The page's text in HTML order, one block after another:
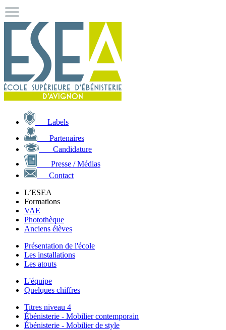
Labels
Partenaires
Candidature
Presse / Médias
Contact
L’ESEA
Formations
VAE
Photothèque
Anciens élèves
Présentation de l'école
Les installations
Les atouts
L'équipe
Quelques chiffres
Titres niveau 4
Ébénisterie - Mobilier contemporain
Ébénisterie - Mobilier de style